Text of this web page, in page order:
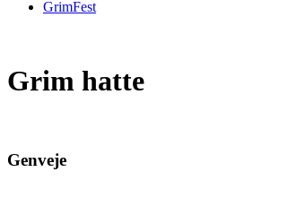
GrimFest
Grim hatte
Genveje